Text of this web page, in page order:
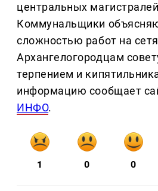
центральных
Коммунальщики
сложностью работ на
Архангелогородцам
терпением и
информацию сообщает
ИНФО.
1 0 0